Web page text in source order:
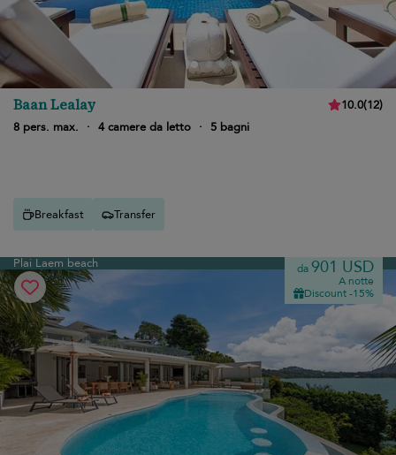
Baan Lealay 10.0(12)
8 pers. max.
· 4 camere da letto · 5 bagni
Breakfast Transfer
Plai Laem beach da 901 USD
A notte
Discount -15%